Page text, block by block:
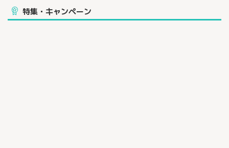
特集・キャンペーン